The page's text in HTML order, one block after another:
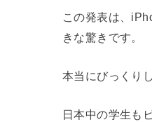
この発表は、
きな驚きです。
本当にびっくり
日本中の学生も